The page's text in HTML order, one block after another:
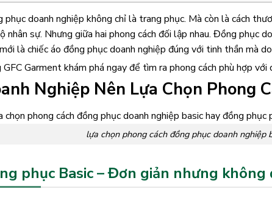
phục doanh nghiệp không chỉ là trang phục. Mà còn là cách
nhân sự. Nhưng giữa hai phong cách đối lập nhau. Đồng phục
là chiếc áo đồng phục doanh nghiệp đúng với tinh thần mà
GFC Garment khám phá ngay để tìm ra phong cách phù hợp
Nghiệp Nên Lựa Chọn Phong
lựa chọn phong cách đồng phục doanh nghiệp
phục Basic – Đơn giản nhưng không